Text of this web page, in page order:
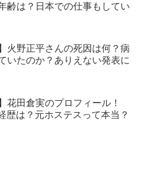
齢は？日本での仕事もしてい
火野正平さんの死因は何？病
いたのか？ありえない発表に
花田倉実のプロフィール！
歴は？元ホステスって本当？